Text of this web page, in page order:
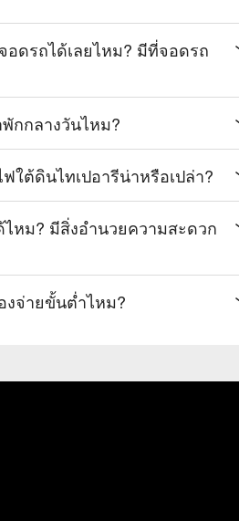
อดรถได้เลยไหม? มีที่จอดรถ
พักกลางวันไหม?
ใต้ดินไทเปอารีน่าหรือเปล่า?
ไหม? มีสิ่งอำนวยความสะดวก
งจ่ายขั้นต่ำไหม?